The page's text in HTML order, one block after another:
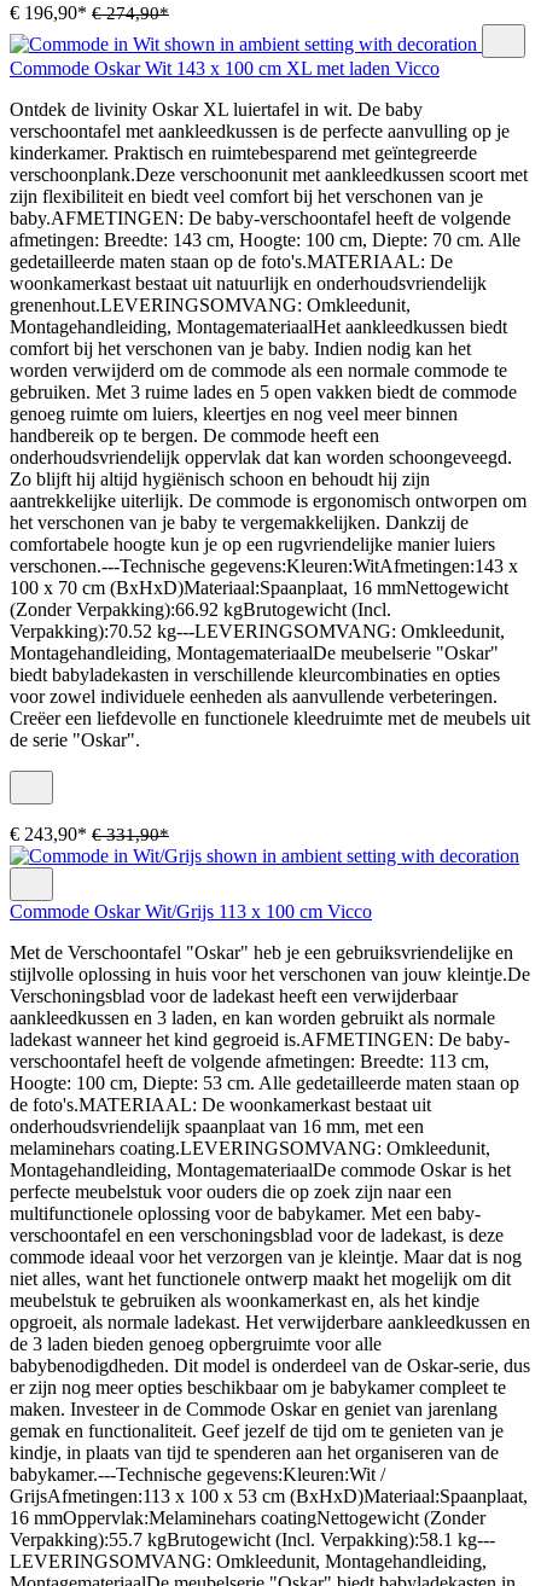
€ 196,90* € 274,90*
Commode Oskar Wit 143 x 100 cm XL met laden Vicco
Ontdek de livinity Oskar XL luiertafel in wit. De baby
verschoontafel met aankleedkussen is de perfecte aanvulling op je
kinderkamer. Praktisch en ruimtebesparend met geïntegreerde
verschoonplank.Deze verschoonunit met aankleedkussen scoort met
zijn flexibiliteit en biedt veel comfort bij het verschonen van je
baby.AFMETINGEN: De baby-verschoontafel heeft de volgende
afmetingen: Breedte: 143 cm, Hoogte: 100 cm, Diepte: 70 cm. Alle
gedetailleerde maten staan op de foto's.MATERIAAL: De
woonkamerkast bestaat uit natuurlijk en onderhoudsvriendelijk
grenenhout.LEVERINGSOMVANG: Omkleedunit,
Montagehandleiding, MontagemateriaalHet aankleedkussen biedt
comfort bij het verschonen van je baby. Indien nodig kan het
worden verwijderd om de commode als een normale commode te
gebruiken. Met 3 ruime lades en 5 open vakken biedt de commode
genoeg ruimte om luiers, kleertjes en nog veel meer binnen
handbereik op te bergen. De commode heeft een
onderhoudsvriendelijk oppervlak dat kan worden schoongeveegd.
Zo blijft hij altijd hygiënisch schoon en behoudt hij zijn
aantrekkelijke uiterlijk. De commode is ergonomisch ontworpen om
het verschonen van je baby te vergemakkelijken. Dankzij de
comfortabele hoogte kun je op een rugvriendelijke manier luiers
verschonen.---Technische gegevens:Kleuren:WitAfmetingen:143 x
100 x 70 cm (BxHxD)Materiaal:Spaanplaat, 16 mmNettogewicht
(Zonder Verpakking):66.92 kgBrutogewicht (Incl.
Verpakking):70.52 kg---LEVERINGSOMVANG: Omkleedunit,
Montagehandleiding, MontagemateriaalDe meubelserie "Oskar"
biedt babyladekasten in verschillende kleurcombinaties en opties
voor zowel individuele eenheden als aanvullende verbeteringen.
Creëer een liefdevolle en functionele kleedruimte met de meubels uit
de serie "Oskar".
€ 243,90* € 331,90*
Commode Oskar Wit/Grijs 113 x 100 cm Vicco
Met de Verschoontafel "Oskar" heb je een gebruiksvriendelijke en
stijlvolle oplossing in huis voor het verschonen van jouw kleintje.De
Verschoningsblad voor de ladekast heeft een verwijderbaar
aankleedkussen en 3 laden, en kan worden gebruikt als normale
ladekast wanneer het kind gegroeid is.AFMETINGEN: De baby-
verschoontafel heeft de volgende afmetingen: Breedte: 113 cm,
Hoogte: 100 cm, Diepte: 53 cm. Alle gedetailleerde maten staan op
de foto's.MATERIAAL: De woonkamerkast bestaat uit
onderhoudsvriendelijk spaanplaat van 16 mm, met een
melaminehars coating.LEVERINGSOMVANG: Omkleedunit,
Montagehandleiding, MontagemateriaalDe commode Oskar is het
perfecte meubelstuk voor ouders die op zoek zijn naar een
multifunctionele oplossing voor de babykamer. Met een baby-
verschoontafel en een verschoningsblad voor de ladekast, is deze
commode ideaal voor het verzorgen van je kleintje. Maar dat is nog
niet alles, want het functionele ontwerp maakt het mogelijk om dit
meubelstuk te gebruiken als woonkamerkast en, als het kindje
opgroeit, als normale ladekast. Het verwijderbare aankleedkussen en
de 3 laden bieden genoeg opbergruimte voor alle
babybenodigdheden. Dit model is onderdeel van de Oskar-serie, dus
er zijn nog meer opties beschikbaar om je babykamer compleet te
maken. Investeer in de Commode Oskar en geniet van jarenlang
gemak en functionaliteit. Geef jezelf de tijd om te genieten van je
kindje, in plaats van tijd te spenderen aan het organiseren van de
babykamer.---Technische gegevens:Kleuren:Wit /
GrijsAfmetingen:113 x 100 x 53 cm (BxHxD)Materiaal:Spaanplaat,
16 mmOppervlak:Melaminehars coatingNettogewicht (Zonder
Verpakking):55.7 kgBrutogewicht (Incl. Verpakking):58.1 kg---
LEVERINGSOMVANG: Omkleedunit, Montagehandleiding,